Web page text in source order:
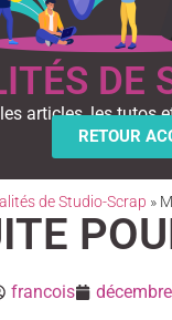
DE
articles, les tutos
RETOUR
de Studio-Scrap »
francois